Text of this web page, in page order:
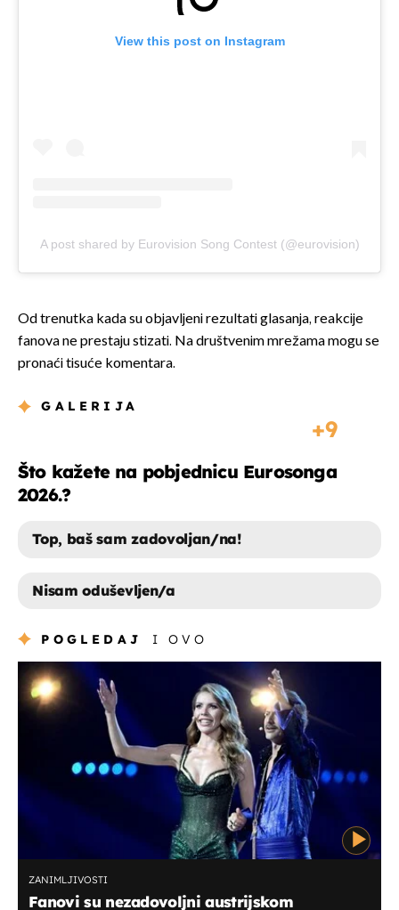
View this post on Instagram
A post shared by Eurovision Song Contest (@eurovision)
Od trenutka kada su objavljeni rezultati glasanja, reakcije
fanova ne prestaju stizati. Na društvenim mrežama mogu se
pronaći tisuće komentara.
GALERIJA
9
Što kažete na pobjednicu Eurosonga
2026.?
Top, baš sam zadovoljan/na!
Nisam oduševljen/a
TOP, BAŠ SAM ZADOVOLJAN/NA!
NISAM ODUŠEVLJEN/A
POGLEDAJ I OVO
ZANIMLJIVOSTI
Fanovi su nezadovoljni austrijskom